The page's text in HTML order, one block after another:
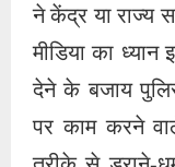
ने केंद्र या राज्य
मीडिया का
देने के बजाय
पर काम करने